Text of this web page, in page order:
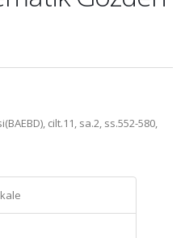
cilt.11, sa.2, ss.552-580,